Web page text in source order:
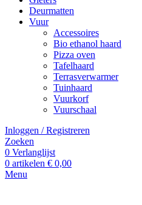
Deurmatten
Vuur
Accessoires
Bio ethanol haard
Pizza oven
Tafelhaard
Terrasverwarmer
Tuinhaard
Vuurkorf
Vuurschaal
Inloggen / Registreren
Zoeken
0 Verlanglijst
0 artikelen € 0,00
Menu